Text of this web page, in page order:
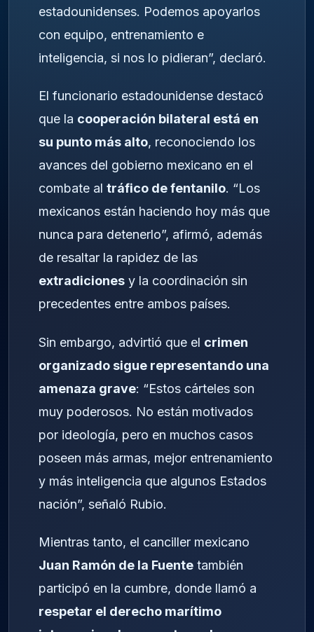
estadounidenses. Podemos apoyarlos
con equipo, entrenamiento e
inteligencia, si nos lo pidieran”, declaró.
El funcionario estadounidense destacó
que la cooperación bilateral está en
su punto más alto, reconociendo los
avances del gobierno mexicano en el
combate al tráfico de fentanilo. “Los
mexicanos están haciendo hoy más que
nunca para detenerlo”, afirmó, además
de resaltar la rapidez de las
extradiciones y la coordinación sin
precedentes entre ambos países.
Sin embargo, advirtió que el crimen
organizado sigue representando una
amenaza grave: “Estos cárteles son
muy poderosos. No están motivados
por ideología, pero en muchos casos
poseen más armas, mejor entrenamiento
y más inteligencia que algunos Estados
nación”, señaló Rubio.
Mientras tanto, el canciller mexicano
Juan Ramón de la Fuente también
participó en la cumbre, donde llamó a
respetar el derecho marítimo